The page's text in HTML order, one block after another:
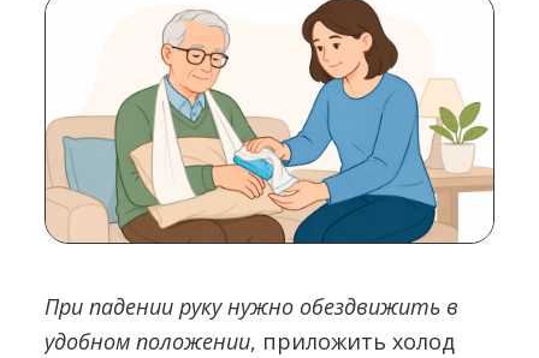
При падении руку нужно обездвижить в
удобном положении, приложить холод